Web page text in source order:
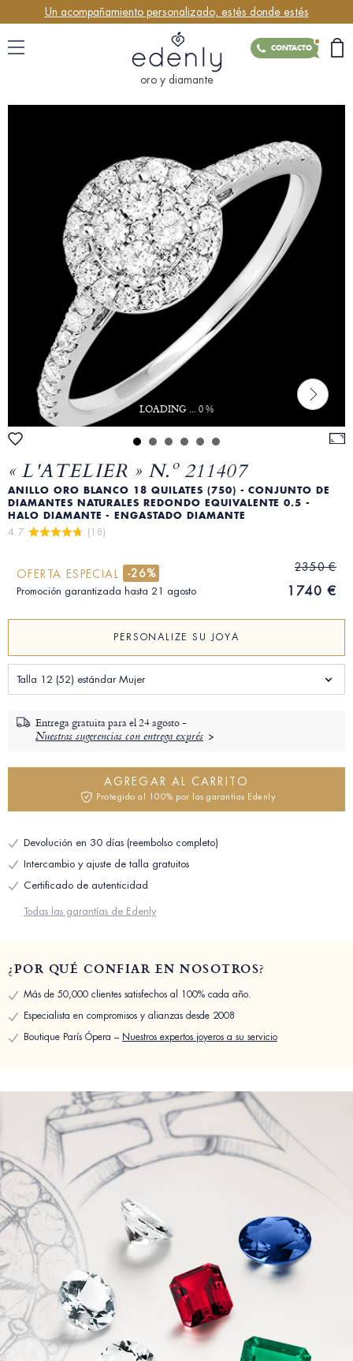
Un acompañamiento personalizado, estés donde estés
CONTACTO
oro y diamante
LOADING ... 0 %
« L'ATELIER » N.º 211407
ANILLO ORO BLANCO 18 QUILATES (750) - CONJUNTO DE
DIAMANTES NATURALES REDONDO EQUIVALENTE 0.5 -
HALO DIAMANTE - ENGASTADO DIAMANTE
4.7 (18)
OFERTA ESPECIAL -26%
Promoción garantizada hasta 21 agosto
2350 €
1740 €
PERSONALIZE SU JOYA
Talla 12 (52) estándar Mujer
Entrega gratuita para el24 agosto -
Nuestras sugerencias con entrega exprés
AGREGAR AL CARRITO
Protegido al 100% por las garantías Edenly
Devolución en 30 días (reembolso completo)
Intercambio y ajuste de talla gratuitos
Certificado de autenticidad
Todas las garantías de Edenly
¿POR QUÉ CONFIAR EN NOSOTROS?
Más de 50,000 clientes satisfechos al 100% cada año.
Especialista en compromisos y alianzas desde 2008
Boutique París Ópera – Nuestros expertos joyeros a su servicio